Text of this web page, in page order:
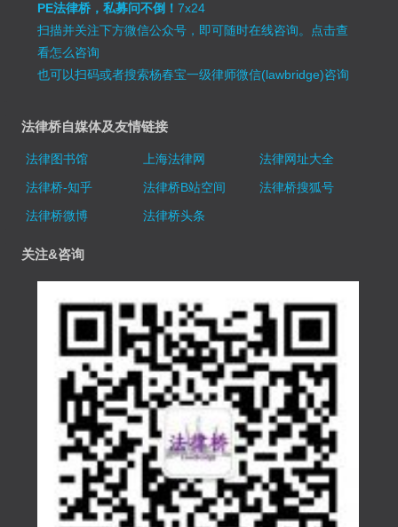
PE法律桥，私募问不倒！7x24
扫描并关注下方微信公众号，即可随时在线咨询。 点击查
看怎么咨询
也可以扫码或者搜索杨春宝一级律师微信(lawbridge)咨询
法律桥自媒体及友情链接
法律图书馆 上海法律网
法律网址大全
法律桥-知乎
法律桥B站空间
法律桥搜狐号
法律桥微博
法律桥头条
关注&咨询